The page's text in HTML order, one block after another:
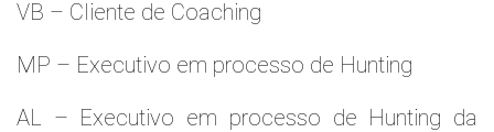
VB – Cliente de Coaching
MP – Executivo em processo de Hunting
AL – Executivo em processo de Hunting da